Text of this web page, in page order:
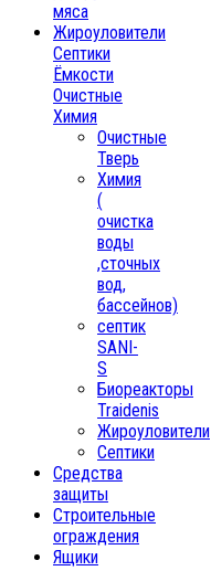
мяса
Жироуловители
Септики
Ёмкости
Очистные
Химия
Очистные
Тверь
Химия
(
очистка
воды
,сточных
вод,
бассейнов)
септик
SANI-
S
Биореакторы
Traidenis
Жироуловители
Септики
Средства
защиты
Строительные
ограждения
Ящики